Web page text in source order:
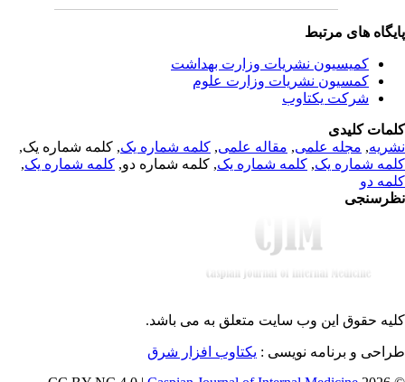
های مرتبط
کمیسیون نشریات وزارت بهداشت
کمسیون نشریات وزارت علوم
شرکت یکتاوب
کلیدی
,مجله علمی, مقاله علمی, کلمه شماره یک, کلمه شماره یک,
شماره یک,کلمه شماره یک, کلمه شماره دو,کلمه شماره یک,
دو
حقوق این وب سایت متعلق بهمی باشد.
و برنامه نویسی : یکتاوب افزار شرق